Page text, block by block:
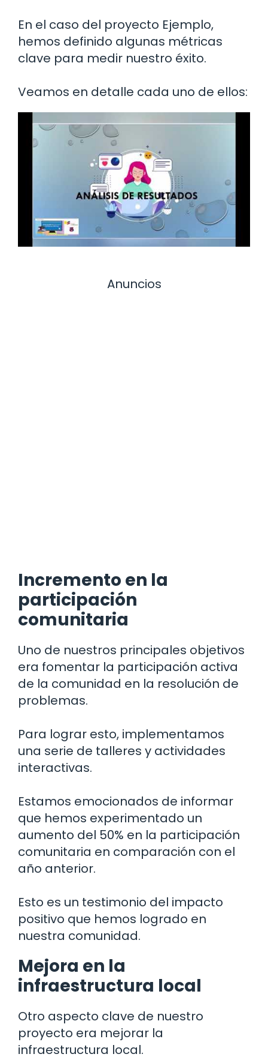
En el caso del proyecto Ejemplo,
hemos definido algunas métricas
clave para medir nuestro éxito.
Veamos en detalle cada uno de ellos:
Anuncios
Incremento en la
participación
comunitaria
Uno de nuestros principales objetivos
era fomentar la participación activa
de la comunidad en la resolución de
problemas.
Para lograr esto, implementamos
una serie de talleres y actividades
interactivas.
Estamos emocionados de informar
que hemos experimentado un
aumento del 50% en la participación
comunitaria en comparación con el
año anterior.
Esto es un testimonio del impacto
positivo que hemos logrado en
nuestra comunidad.
Mejora en la
infraestructura local
Otro aspecto clave de nuestro
proyecto era mejorar la
infraestructura local.